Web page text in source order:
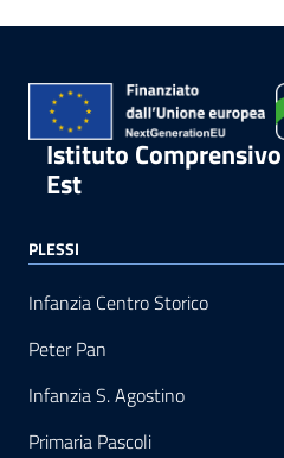
Istituto
Est
PLESSI
Infanzia Centro Storico
Peter Pan
Infanzia S. Agostino
Primaria Pascoli